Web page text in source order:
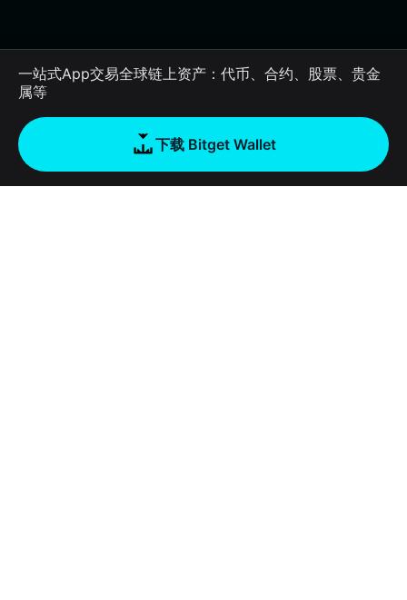
一站式App交易全球链上资产：代币、合约、股票、贵金
属等
下载 Bitget Wallet